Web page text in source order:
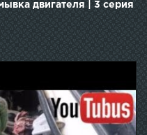
двигателя | 3 серия